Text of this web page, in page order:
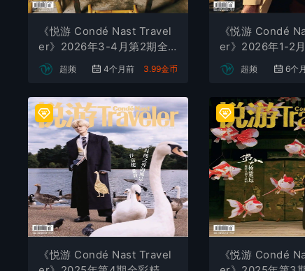
《悦游 Condé Nast Travel
er》2026年3-4月第2期全
彩精校PDF杂志下载
超频 4个月前 3.99金币
《悦游 Condé
er》2026年1-2
精校PDF杂志下载
超频 6个
《悦游 Condé Nast Travel
《悦游 Condé